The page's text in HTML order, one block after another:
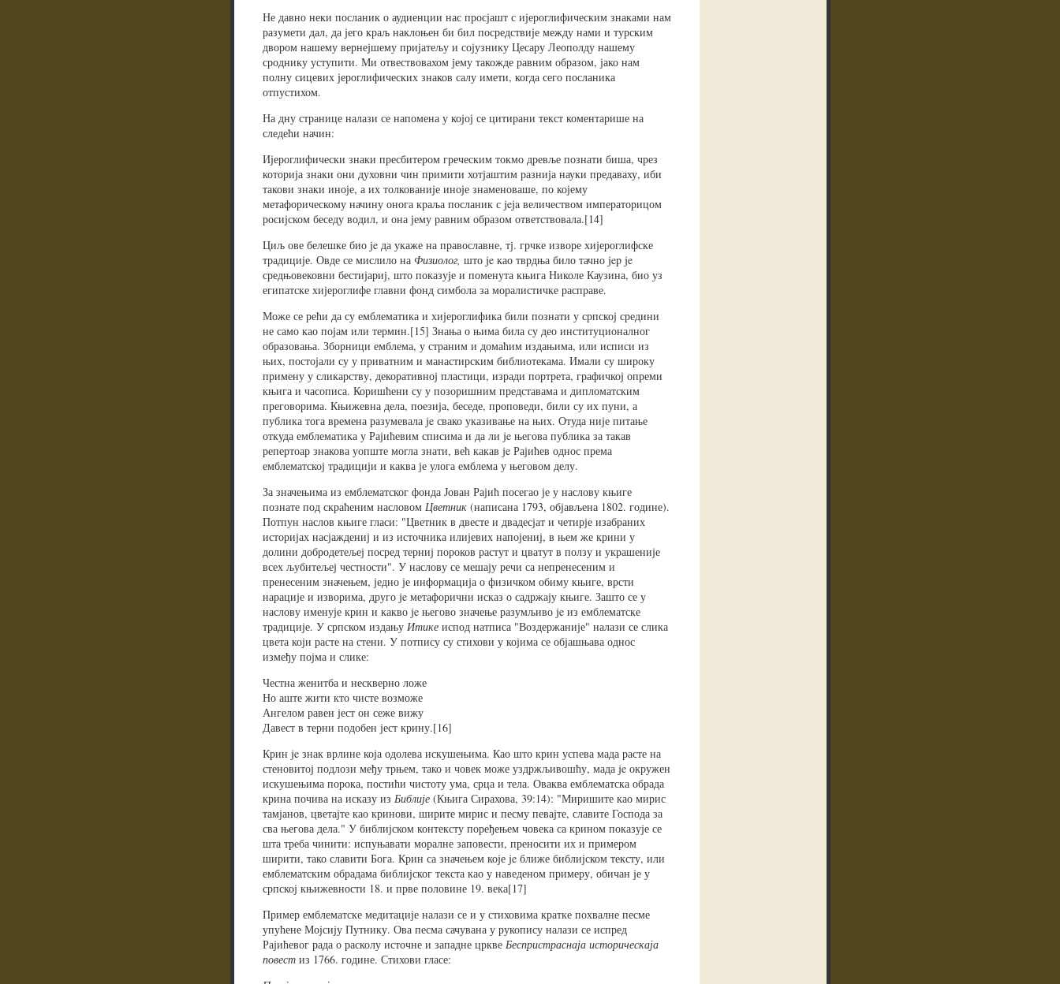
Не давно неки посланик о аудиенции нас просјашт с ијероглифическим знаками нам
разумети дал, да јего краљ наклоњен би бил посредствије между нами и турским
двором нашему вернејшему пријатељу и сојузнику Цесару Леополду нашему
сроднику уступити. Ми отвествовахом јему такожде равним образом, јако нам
полну сицевих јероглифических знаков салу имети, когда сего посланика
отпустихом.
На дну странице налази се напомена у којој се цитирани текст коментарише на
следећи начин:
Ијероглифически знаки пресбитером греческим токмо древље познати биша, чрез
которија знаки они духовни чин примити хотјаштим разнија науки предаваху, иби
такови знаки иноје, а их толкованије иноје знаменоваше, по којему
метафорическому начину онога краља посланик с jeja величеством императорицом
росијском беседу водил, и она јему равним образом ответствовала.[14]
Циљ ове белешке био je да укаже на православне, тј. грчке изворе хијероглифске
традиције. Овде се мислило на Физиолог, што je као тврдња било тачно jep je
средњовековни бестијариј, што показује и поменута књига Николе Каузина, био уз
египатске хијероглифе главни фонд симбола за моралистичке расправе.
Може се рећи да су емблематика и хијероглифика били познати у српској средини
не само као појам или термин.[15] Знања о њима била су део институционалног
образовања. Зборници емблема, у страним и домаћим издањима, или исписи из
њих, постојали су у приватним и манастирским библиотекама. Имали су широку
примену у сликарству, декоративној пластици, изради портрета, графичкој опреми
књига и часописа. Коришћени су у позоришним представама и дипломатским
преговорима. Књижевна дела, поезија, беседе, проповеди, били су их пуни, а
публика тога времена разумевала je свако указивање на њих. Отуда није питање
откуда емблематика у Рајићевим списима и да ли je његова публика за такав
репертоар знакова уопште могла знати, већ какав je Рајићев однос према
емблематској традицији и каква је улога емблема у његовом делу.
За значењима из емблематског фонда Јован Рајић посегао је у наслову књиге
познате под скраћеним насловом Цветник(написана 1793, објављена 1802. године).
Потпун наслов књиге гласи: "Цветник в двесте и двадесјат и четирје изабраних
историјах насјаждениј и из источника илијевих напојениј, в њем же крини у
долини добродетељеј посред терниј пороков растут и цватут в ползу и украшеније
всех љубитељеј честности". У наслову се мешају речи са непренесеним и
пренесеним значењем, једно је информација о физичком обиму књиге, врсти
нарације и изворима, друго je метафорични исказ о садржају књиге. Зашто се у
наслову именује крин и какво je његово значење разумљиво je из емблематске
традиције. У српском издању Итикеиспод натписа "Воздержаније" налази се слика
цвета који расте на стени. У потпису су стихови у којима се објашњава однос
између појма и слике:
Честна женитба и нескверно ложе
Но аште жити кто чисте возможе
Ангелом равен јест он сеже вижу
Давест в терни подобен јест крину.[16]
Крин je знак врлине која одолева искушењима. Као што крин успева мада расте на
стеновитој подлози међу трњем, тако и човек може уздржљивошћу, мада je окружен
искушењима порока, постићи чистоту ума, срца и тела. Оваква емблематска обрада
крина почива на исказу из Библије(Књига Сирахова, 39:14): "Миришите као мирис
тамјанов, цветајте као кринови, ширите мирис и песму певајте, славите Господа за
сва његова дела." У библијском контексту поређењем човека са крином показује се
шта треба чинити: испуњавати моралне заповести, преносити их и примером
ширити, тако славити Бога. Крин са значењем које je ближе библијском тексту, или
емблематским обрадама библијског текста као у наведеном примеру, обичан је у
српској књижевности 18. и прве половине 19. века[17]
Пример емблематске медитације налази се и у стиховима кратке похвалне песме
упућене Мојсију Путнику. Ова песма сачувана у рукопису налази се испред
Рајићевог рада о расколу источне и западне цркве Беспристраснаја историческаја
повест из 1766. године. Стихови гласе: